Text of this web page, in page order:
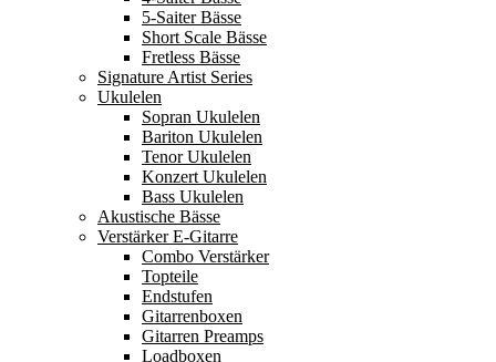
5-Saiter Bässe
Short Scale Bässe
Fretless Bässe
Signature Artist Series
Ukulelen
Sopran Ukulelen
Bariton Ukulelen
Tenor Ukulelen
Konzert Ukulelen
Bass Ukulelen
Akustische Bässe
Verstärker E-Gitarre
Combo Verstärker
Topteile
Endstufen
Gitarrenboxen
Gitarren Preamps
Loadboxen